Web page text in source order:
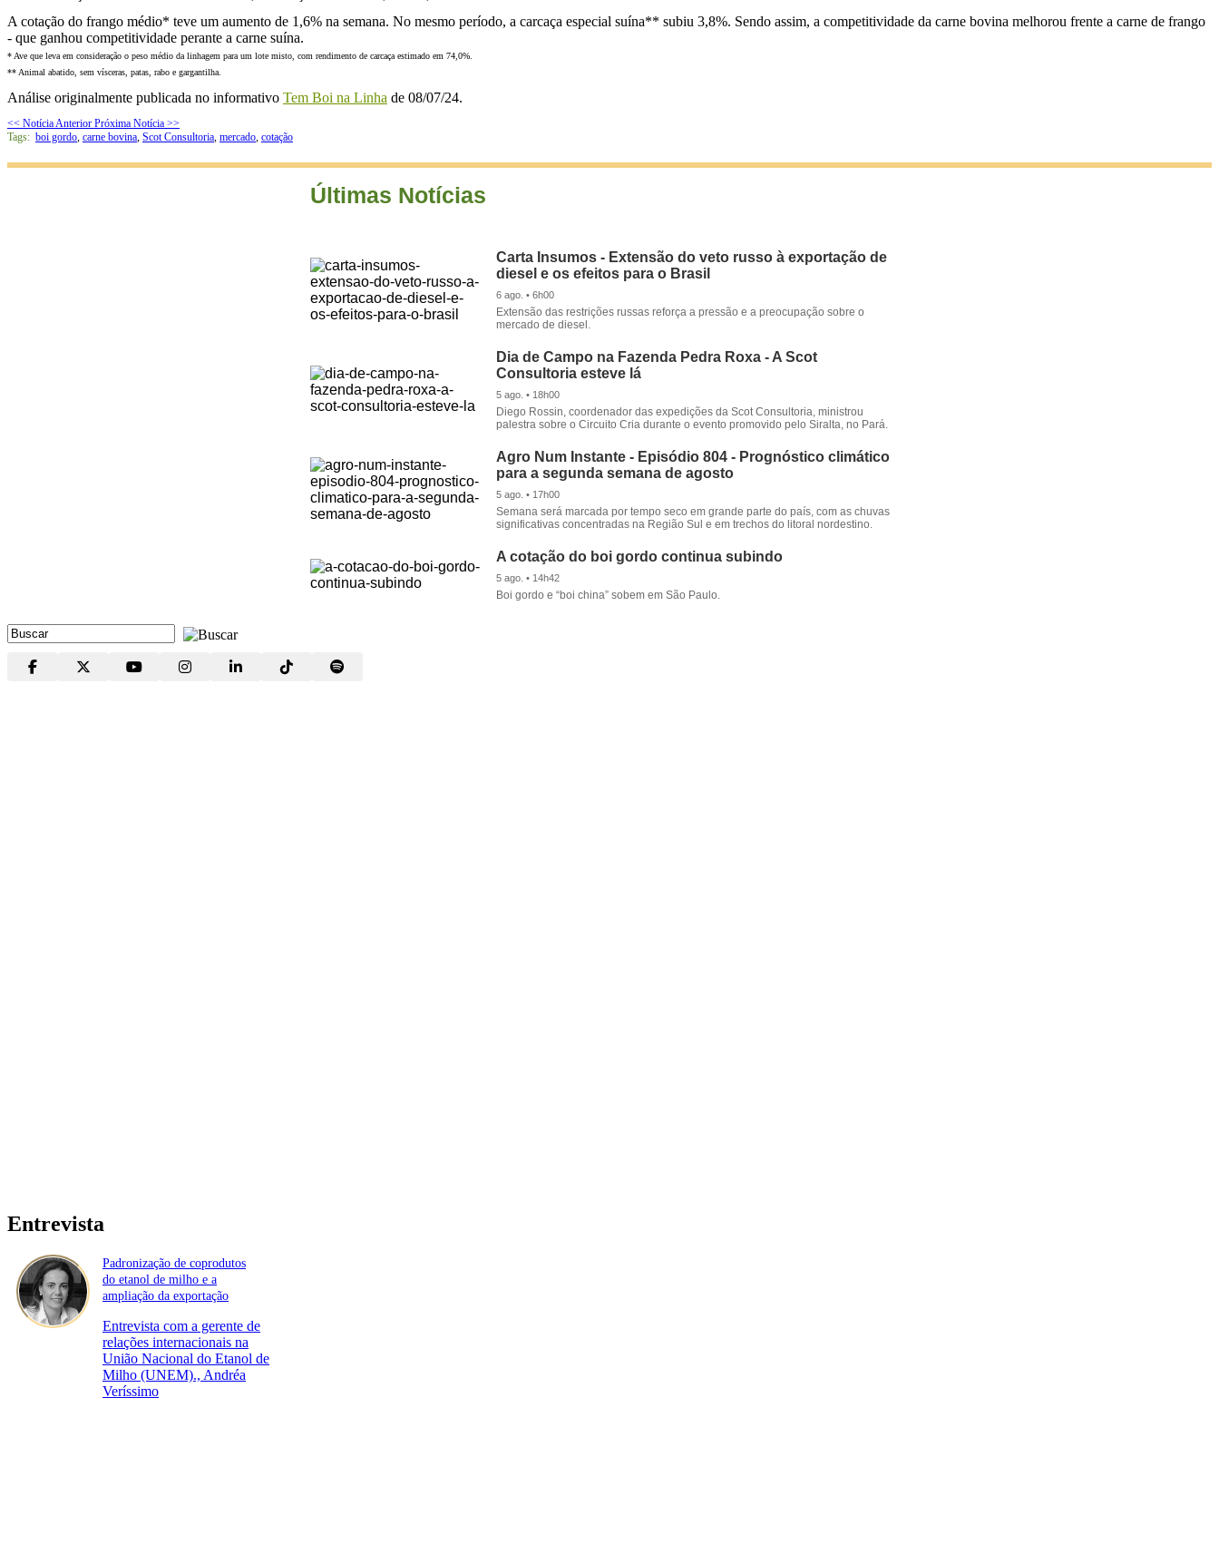
A cotação do frango médio* teve um aumento de 1,6% na semana. No mesmo período, a carcaça especial suína** subiu 3,8%. Sendo assim, a competitividade da carne bovina melhorou frente a carne de frango
- que ganhou competitividade perante a carne suína.
* Ave que leva em consideração o peso médio da linhagem para um lote misto, com rendimento de carcaça estimado em 74,0%.
** Animal abatido, sem vísceras, patas, rabo e gargantilha.
Análise originalmente publicada no informativo Tem Boi na Linha de 08/07/24.
<< Notícia Anterior Próxima Notícia >>
Tags: boi gordo carne bovina Scot Consultoria mercado cotação
Últimas Notícias
Carta Insumos - Extensão do veto russo à exportação de
diesel e os efeitos para o Brasil
6 ago. • 6h00
Extensão das restrições russas reforça a pressão e a preocupação sobre o
mercado de diesel.
Dia de Campo na Fazenda Pedra Roxa - A Scot
Consultoria esteve lá
5 ago. • 18h00
Diego Rossin, coordenador das expedições da Scot Consultoria, ministrou
palestra sobre o Circuito Cria durante o evento promovido pelo Siralta, no Pará.
Agro Num Instante - Episódio 804 - Prognóstico climático
para a segunda semana de agosto
5 ago. • 17h00
Semana será marcada por tempo seco em grande parte do país, com as chuvas
significativas concentradas na Região Sul e em trechos do litoral nordestino.
A cotação do boi gordo continua subindo
5 ago. • 14h42
Boi gordo e “boi china” sobem em São Paulo.
Entrevista
Padronização de coprodutos
do etanol de milho e a
ampliação da exportação
Entrevista com a gerente de
relações internacionais na
União Nacional do Etanol de
Milho (UNEM)., Andréa
Veríssimo